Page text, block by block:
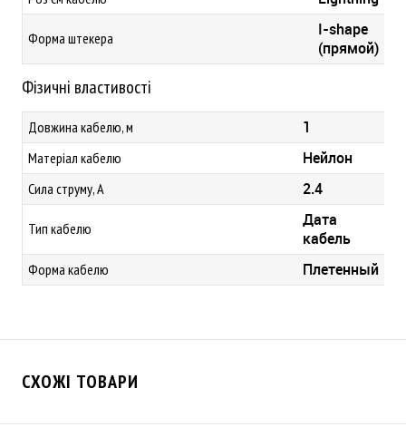
Форма штекера
I-shape
(прямой)
Фізичні властивості
Довжина кабелю, м 1
Матеріал кабелю Нейлон
Сила струму, А 2.4
Тип кабелю
Дата
кабель
Форма кабелю Плетенный
СХОЖІ ТОВАРИ